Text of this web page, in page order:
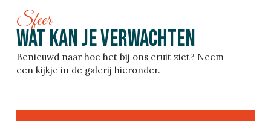
Sfeer
Wat kan je verwachten
Benieuwd naar hoe het bij ons eruit ziet? Neem
een kijkje in de galerij hieronder.